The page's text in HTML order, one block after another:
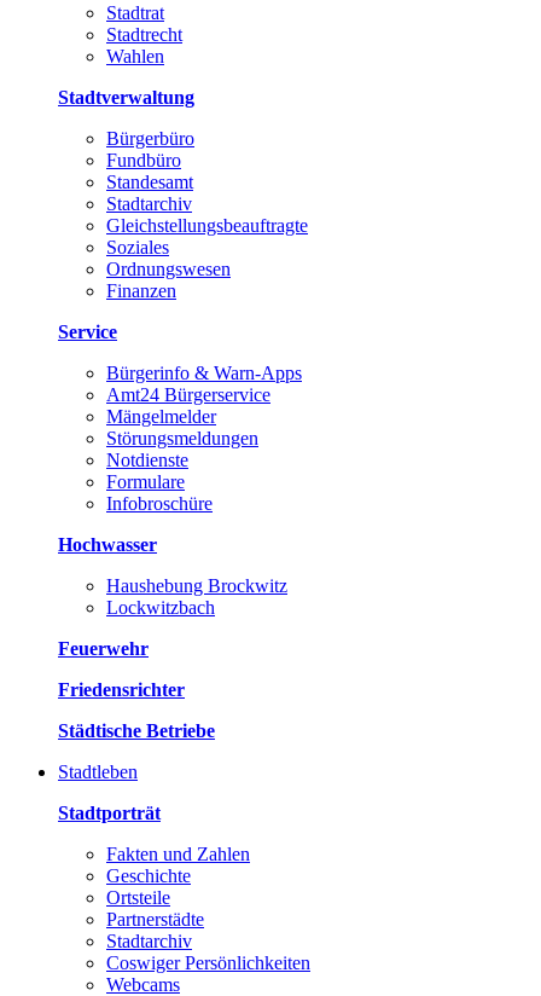
Stadtrat
Stadtrecht
Wahlen
Stadtverwaltung
Bürgerbüro
Fundbüro
Standesamt
Stadtarchiv
Gleichstellungsbeauftragte
Soziales
Ordnungswesen
Finanzen
Service
Bürgerinfo & Warn-Apps
Amt24 Bürgerservice
Mängelmelder
Störungsmeldungen
Notdienste
Formulare
Infobroschüre
Hochwasser
Haushebung Brockwitz
Lockwitzbach
Feuerwehr
Friedensrichter
Städtische Betriebe
Stadtleben
Stadtporträt
Fakten und Zahlen
Geschichte
Ortsteile
Partnerstädte
Stadtarchiv
Coswiger Persönlichkeiten
Webcams